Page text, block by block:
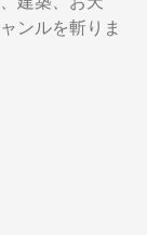
ンルを斬りま